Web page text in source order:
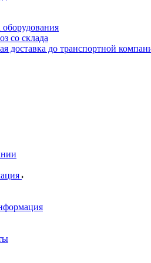
оборудования
со склада
доставка до транспортной